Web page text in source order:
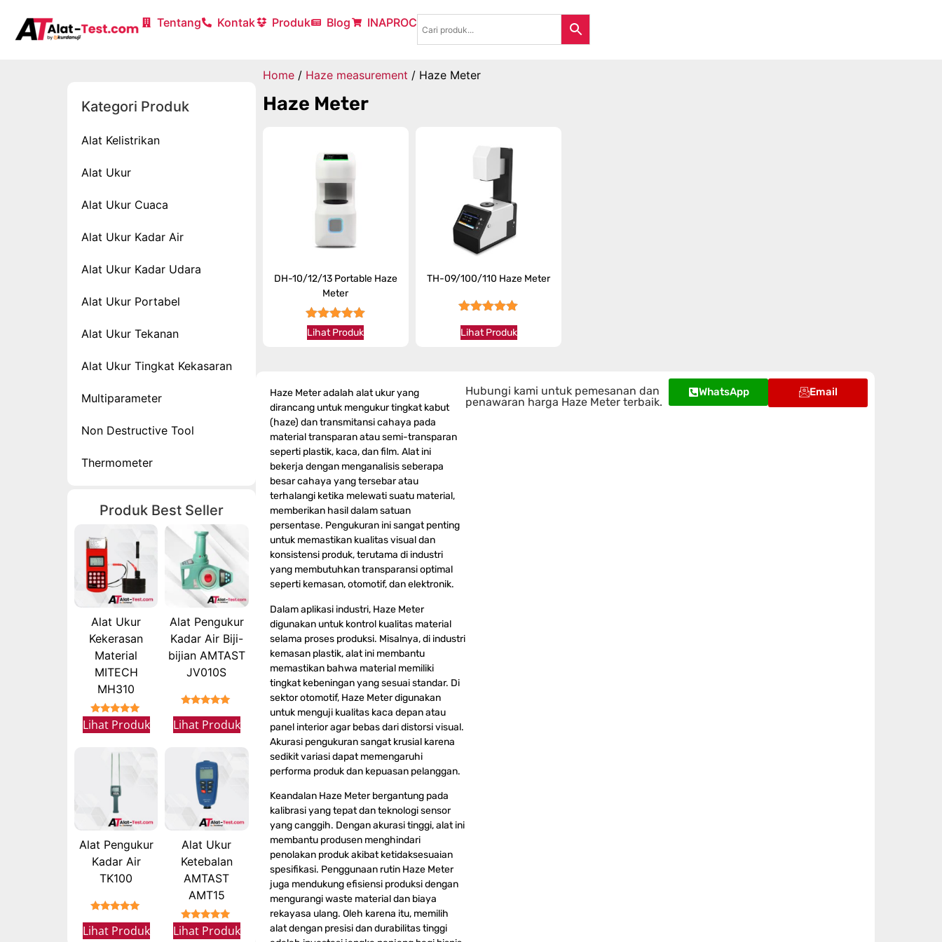
Tentang Kontak Produk Blog INAPROC
Kategori Produk
Alat Kelistrikan
Alat Ukur
Alat Ukur Cuaca
Alat Ukur Kadar Air
Alat Ukur Kadar Udara
Alat Ukur Portabel
Alat Ukur Tekanan
Alat Ukur Tingkat Kekasaran
Multiparameter
Non Destructive Tool
Thermometer
Produk Best Seller
Alat Ukur
Kekerasan
Material
MITECH
MH310
★★★★★
Lihat Produk
Alat Pengukur
Kadar Air Biji-
bijian AMTAST
JV010S
Lihat Produk
Alat Pengukur
Kadar Air
TK100
Lihat Produk
Alat Ukur
Ketebalan
AMTAST
AMT15
★★★★★
Lihat Produk
Home/ Haze measurement / Haze Meter
Haze Meter
DH-10/12/13 Portable Haze
Meter
★★★★★
Lihat Produk
TH-09/100/110 Haze Meter
Lihat Produk
Haze Meter adalah alat ukur yang
dirancang untuk mengukur tingkat kabut
(haze) dan transmitansi cahaya pada
material transparan atau semi-transparan
seperti plastik, kaca, dan film. Alat ini
bekerja dengan menganalisis seberapa
besar cahaya yang tersebar atau
terhalangi ketika melewati suatu material,
memberikan hasil dalam satuan
persentase. Pengukuran ini sangat penting
untuk memastikan kualitas visual dan
konsistensi produk, terutama di industri
yang membutuhkan transparansi optimal
seperti kemasan, otomotif, dan elektronik.
Dalam aplikasi industri, Haze Meter
digunakan untuk kontrol kualitas material
selama proses produksi. Misalnya, di industri
kemasan plastik, alat ini membantu
memastikan bahwa material memiliki
tingkat kebeningan yang sesuai standar. Di
sektor otomotif, Haze Meter digunakan
untuk menguji kualitas kaca depan atau
panel interior agar bebas dari distorsi visual.
Akurasi pengukuran sangat krusial karena
sedikit variasi dapat memengaruhi
performa produk dan kepuasan pelanggan.
Keandalan Haze Meter bergantung pada
kalibrasi yang tepat dan teknologi sensor
yang canggih. Dengan akurasi tinggi, alat ini
membantu produsen menghindari
penolakan produk akibat ketidaksesuaian
spesifikasi. Penggunaan rutin Haze Meter
juga mendukung efisiensi produksi dengan
mengurangi waste material dan biaya
rekayasa ulang. Oleh karena itu, memilih
alat dengan presisi dan durabilitas tinggi
Hubungi kami untuk pemesanan dan
penawaran harga Haze Meter terbaik.
WhatsApp Email